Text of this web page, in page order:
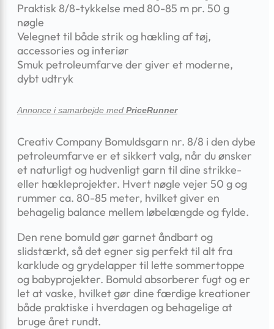
Praktisk 8/8-tykkelse med 80-85 m pr. 50 g
nøgle
Velegnet til både strik og hækling af tøj,
accessories og interiør
Smuk petroleumfarve der giver et moderne,
dybt udtryk
Annonce i samarbejde med PriceRunner
Creativ Company Bomuldsgarn nr. 8/8 i den dybe
petroleumfarve er et sikkert valg, når du ønsker
et naturligt og hudvenligt garn til dine strikke-
eller hækleprojekter. Hvert nøgle vejer 50 g og
rummer ca. 80-85 meter, hvilket giver en
behagelig balance mellem løbelængde og fylde.
Den rene bomuld gør garnet åndbart og
slidstærkt, så det egner sig perfekt til alt fra
karklude og grydelapper til lette sommertoppe
og babyprojekter. Bomuld absorberer fugt og er
let at vaske, hvilket gør dine færdige kreationer
både praktiske i hverdagen og behagelige at
bruge året rundt.